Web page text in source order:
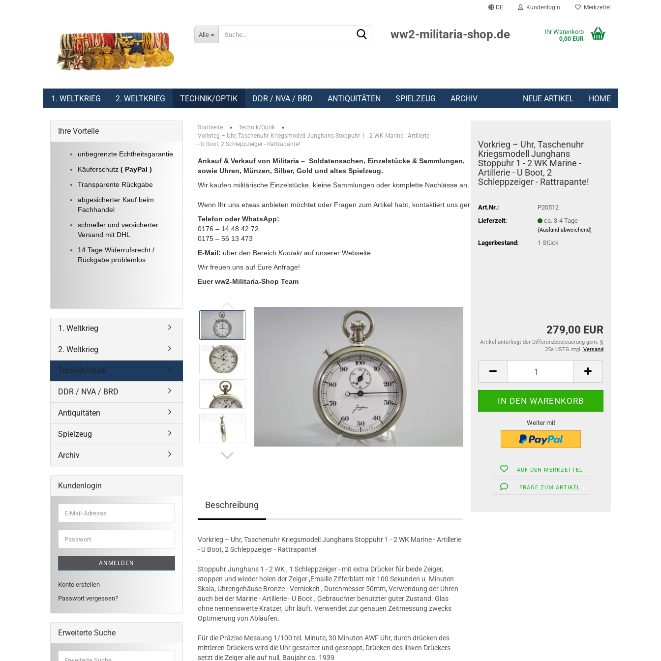
DE Kundenlogin Merkzettel
Alle ww2-militaria-shop.de Ihr Warenkorb
0,00 EUR
1. WELTKRIEG 2. WELTKRIEG TECHNIK/OPTIK DDR / NVA / BRD ANTIQUITÄTEN SPIELZEUG ARCHIV NEUE ARTIKEL HOME
Startseite » Technik/Optik »
Vorkrieg – Uhr, Taschenuhr Kriegsmodell Junghans Stoppuhr 1 - 2 WK Marine - Artillerie
- U Boot, 2 Schleppzeiger - Rattrapante!
Ankauf & Verkauf von Militaria – Soldatensachen, Einzelstücke & Sammlungen,
sowie Uhren, Münzen, Silber, Gold und altes Spielzeug.
Wir kaufen militärische Einzelstücke, kleine Sammlungen oder komplette Nachlässe an.
Wenn Ihr uns etwas anbieten möchtet oder Fragen zum Artikel habt, kontaktiert uns gern:
Telefon oder WhatsApp:
0176 – 14 48 42 72
0175 – 56 13 473
E-Mail: über den Bereich Kontakt auf unserer Webseite
Wir freuen uns auf Eure Anfrage!
Euer ww2-Militaria-Shop Team
Vorkrieg – Uhr, Taschenuhr
Kriegsmodell Junghans
Stoppuhr 1 - 2 WK Marine -
Artillerie - U Boot, 2
Schleppzeiger - Rattrapante!
Art.Nr.:
P20512
Lieferzeit:
ca. 3-4 Tage
(Ausland abweichend)
Lagerbestand: 1Stück
279,00 EUR
Artikel unterliegt der Differenzbesteuerung gem. §
25a USTG zzgl. Versand
Weiter mit
AUF DEN MERKZETTEL
FRAGE ZUM ARTIKEL
Beschreibung
Vorkrieg – Uhr, Taschenuhr Kriegsmodell Junghans Stoppuhr 1 - 2 WK Marine - Artillerie
- U Boot, 2 Schleppzeiger - Rattrapante!
Stoppuhr Junghans 1 - 2 WK , 1 Schleppzeiger - mit extra Drücker für beide Zeiger,
stoppen und wieder holen der Zeiger ,Emaille Zifferblatt mit 100 Sekunden u. Minuten
Skala, Uhrengehäuse Bronze - Vernickelt , Durchmesser 50mm, Verwendung der Uhren
auch bei der Marine - Artillerie - U Boot., Gebrauchter benutzter guter Zustand. Glas
ohne nennenswerte Kratzer, Uhr läuft. Verwendet zur genauen Zeitmessung zwecks
Optimierung von Abläufen.
Für die Präzise Messung 1/100 tel. Minute, 30 Minuten AWF Uhr, durch drücken des
mittleren Drückers wird die Uhr gestartet und gestoppt, Drücken des linken Drückers
setzt die Zeiger alle auf null, Baujahr ca. 1939
Ihre Vorteile
unbegrenzte Echtheitsgarantie
Käuferschutz ( PayPal )
Transparente Rückgabe
abgesicherter Kauf beim
Fachhandel
schneller und versicherter
Versand mit DHL
14 Tage Widerrufsrecht /
Rückgabe problemlos
1. Weltkrieg
2. Weltkrieg
Technik/Optik
DDR / NVA / BRD
Antiquitäten
Spielzeug
Archiv
Kundenlogin
E-
Mail-
Adresse
Passwort
ANMELDEN
Konto erstellen
Passwort vergessen?
Erweiterte Suche